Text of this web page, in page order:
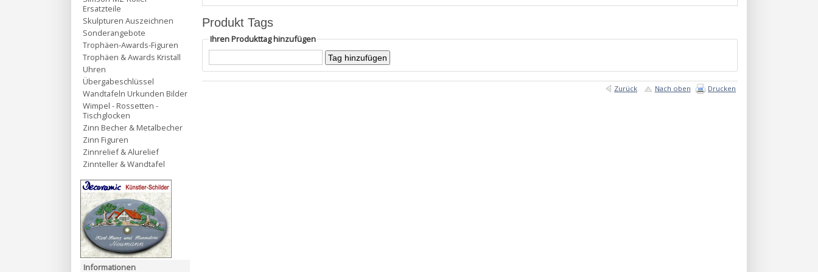
Produkt Tags
Ihren Produkttag hinzufügen
Zurück Nach oben Drucken
Ersatzteile
Skulpturen Auszeichnen
Sonderangebote
Trophäen-Awards-Figuren
Trophäen & Awards Kristall
Uhren
Übergabeschlüssel
Wandtafeln Urkunden Bilder
Wimpel - Rossetten -
Tischglocken
Zinn Becher & Metalbecher
Zinn Figuren
Zinnrelief & Alurelief
Zinnteller & Wandtafel
Informationen